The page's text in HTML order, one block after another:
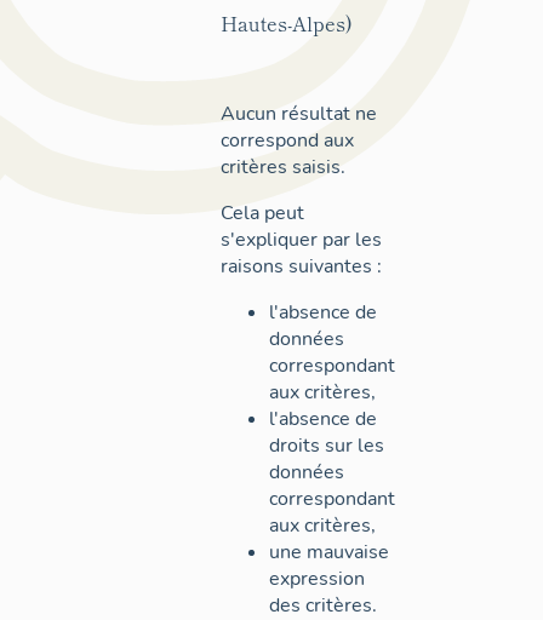
Hautes-Alpes)
Aucun résultat ne
correspond aux
critères saisis.
Cela peut
s'expliquer par les
raisons suivantes :
l'absence de
données
correspondant
aux critères,
l'absence de
droits sur les
données
correspondant
aux critères,
une mauvaise
expression
des critères.